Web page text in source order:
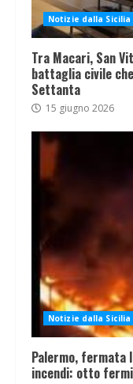
Notizie dalla Sicilia
Tra Macari, San
battaglia civile
Settanta
15 giugno 2026
Notizie dalla Sicilia
Palermo, fermata
incendi: otto fermi